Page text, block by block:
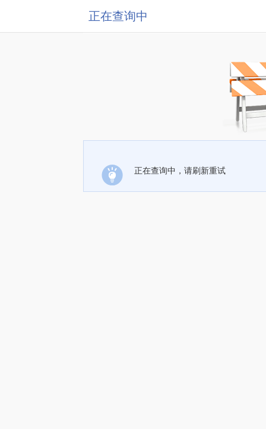
正在查询中
正在查询中，请刷新重试